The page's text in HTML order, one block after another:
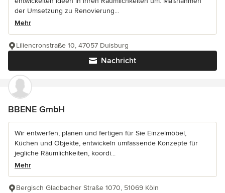
der Umsetzung zu Renovierung...
Mehr
Nachricht
Liliencronstraße 10, 47057 Duisburg
BBENE GmbH
Wir entwerfen, planen und fertigen für Sie Einzelmöbel,
Küchen und Objekte, entwickeln umfassende Konzepte für
jegliche Räumlichkeiten, koordi...
Mehr
Bergisch Gladbacher Straße 1070, 51069 Köln